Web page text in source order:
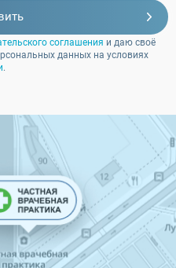
соглашения и даю своё
данных на условиях
.